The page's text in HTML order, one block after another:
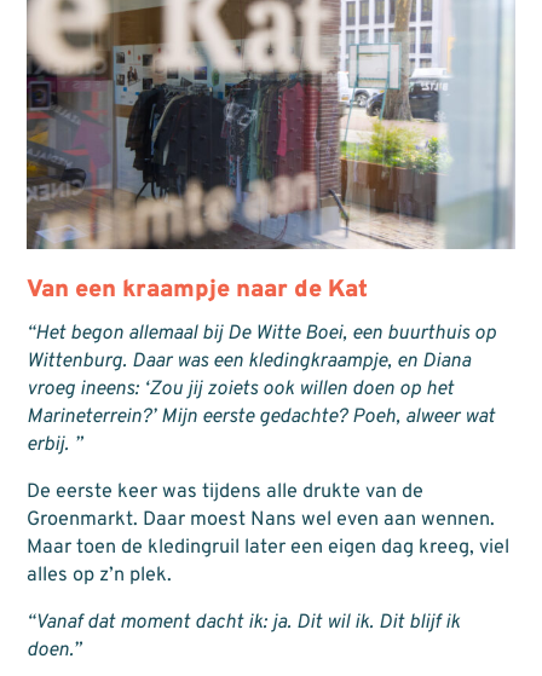
Van een kraampje naar de Kat
“Het begon allemaal bij De Witte Boei, een buurthuis op
Wittenburg. Daar was een kledingkraampje, en Diana
vroeg ineens: ‘Zou jij zoiets ook willen doen op het
Marineterrein?’ Mijn eerste gedachte? Poeh, alweer wat
erbij. ”
De eerste keer was tijdens alle drukte van de
Groenmarkt. Daar moest Nans wel even aan wennen.
Maar toen de kledingruil later een eigen dag kreeg, viel
alles op z’n plek.
“Vanaf dat moment dacht ik: ja. Dit wil ik. Dit blijf ik
doen.”